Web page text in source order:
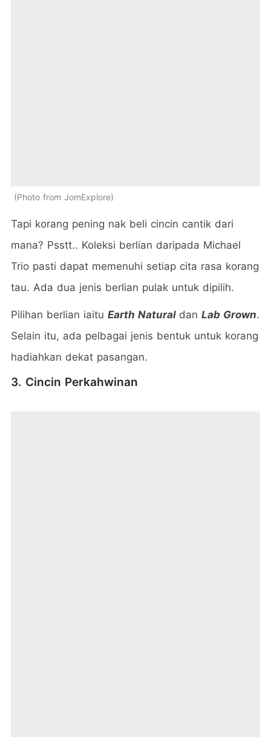
Photo from JomExplore
Tapi korang pening nak beli cincin cantik dari
mana? Psstt.. Koleksi berlian daripada Michael
Trio pasti dapat memenuhi setiap cita rasa korang
tau. Ada dua jenis berlian pulak untuk dipilih.
Pilihan berlian iaitu Earth Natural dan Lab Grown.
Selain itu, ada pelbagai jenis bentuk untuk korang
hadiahkan dekat pasangan.
3. Cincin Perkahwinan